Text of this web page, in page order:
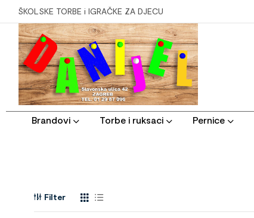
ŠKOLSKE TORBE i IGRAČKE ZA DJECU
Brandovi Torbe i ruksaci Pernice
Filter